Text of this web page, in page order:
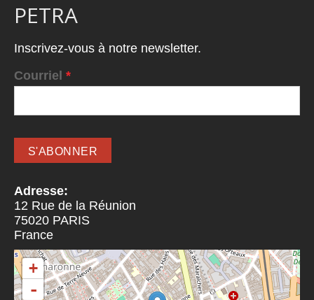
PETRA
Inscrivez-vous à notre newsletter.
Courriel *
Adresse:
12 Rue de la Réunion
75020 PARIS
France
+
-